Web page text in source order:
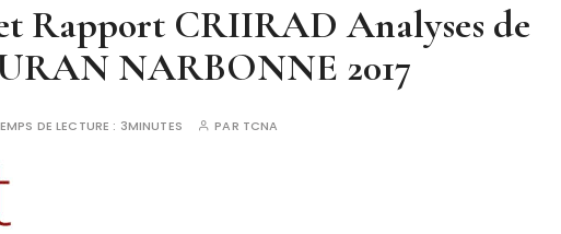
Rapport CRIIRAD Analyses de
NARBONNE 2017
DE LECTURE : 3MINUTES PAR TCNA